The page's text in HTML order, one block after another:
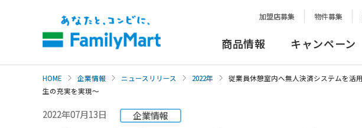
加盟店募集 物件募集
商品情報 キャンペーン
HOME 企業情報 ニュースリリース 2022年
従業員休憩室内へ無人決済システムを活
生の充実を実現～
2022年07月13日 企業情報